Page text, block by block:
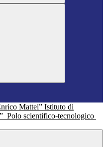
Istituto di
Polo scientifico-tecnologico